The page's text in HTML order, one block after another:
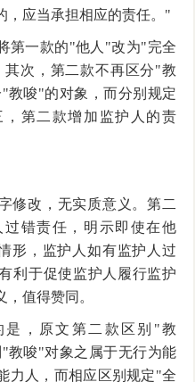
，应当承担相应的责任。"
第一款的"他人"改为"完全
其次，第二款不再区分"教
教唆"的对象，而分别规定
第二款增加监护人的责
修改，无实质意义。第二
错责任，明示即使在他
形，监护人如有监护人过
利于促使监护人履行监护
值得赞同。
是，原文第二款区别"教
教唆"对象之属于无行为能
力人，而相应区别规定"全